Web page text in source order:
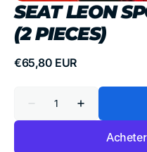
SEAT LEON
(2 PIECES)
Prix
€65,80 EUR
Réduire
la
Augmenter
la